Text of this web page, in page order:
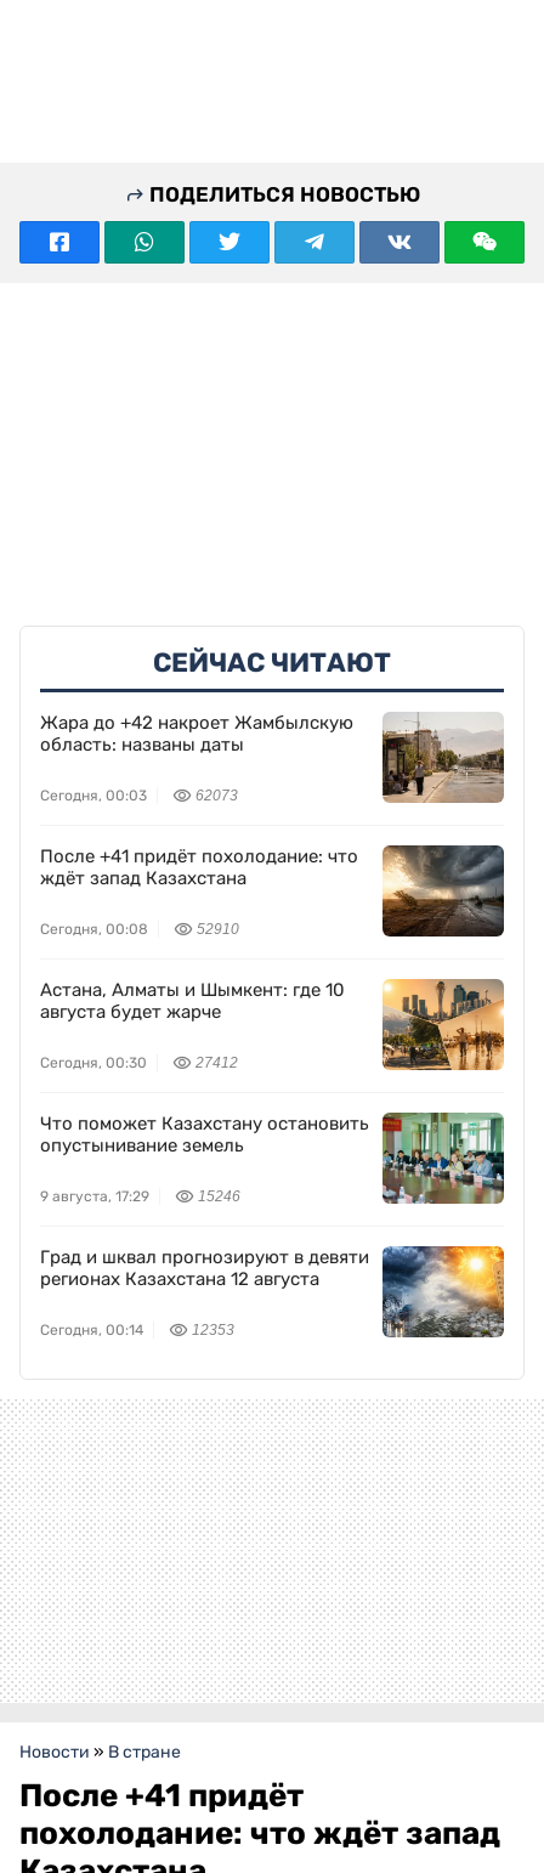
ПОДЕЛИТЬСЯ НОВОСТЬЮ
СЕЙЧАС ЧИТАЮТ
Жара до +42 накроет Жамбылскую
область: названы даты
Сегодня, 00:03 62073
После +41 придёт похолодание: что
ждёт запад Казахстана
Сегодня, 00:08 52910
Астана, Алматы и Шымкент: где 10
августа будет жарче
Сегодня, 00:30 27412
Что поможет Казахстану остановить
опустынивание земель
9 августа, 17:29 15246
Град и шквал прогнозируют в девяти
регионах Казахстана 12 августа
Сегодня, 00:14 12353
Новости » В стране
После +41 придёт
похолодание: что ждёт запад